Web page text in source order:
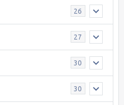
26
27
30
30